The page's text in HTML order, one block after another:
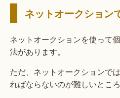
ネットオークション
ネットオークションを使って
法があります。
ただ、ネットオークションで
ればならないのが難しいところ